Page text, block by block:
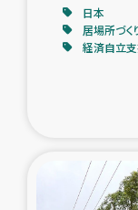
スリランカ
日本
居場所づく
経済自立